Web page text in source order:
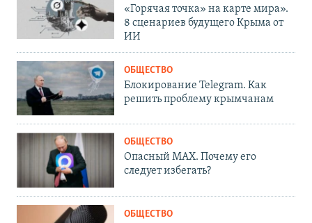
«Горячая точка» на карте мира».
8 сценариев будущего Крыма от
ИИ
ОБЩЕСТВО
Блокирование Telegram. Как
решить проблему крымчанам
ОБЩЕСТВО
Опасный MAX. Почему его
следует избегать?
ОБЩЕСТВО